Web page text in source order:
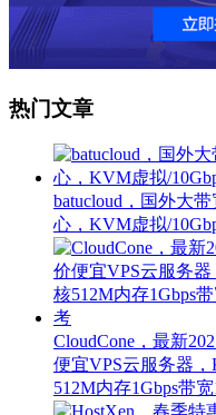
热门文章
batucloud，国外大
心，KVM虚拟/
CloudCone，最新
便宜VPS云服务器
512M内存1Gbps带